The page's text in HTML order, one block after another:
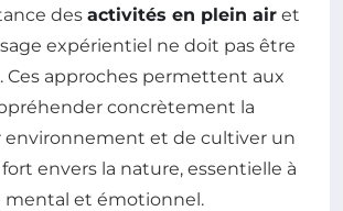
des activités en plein air et
expérientiel ne doit pas être
Ces approches permettent aux
concrètement la
environnement et de cultiver un
envers la nature, essentielle à
mental et émotionnel.